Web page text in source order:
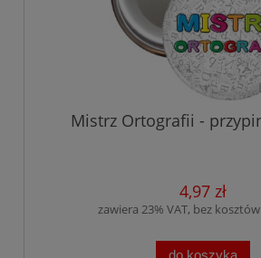
Mistrz Ortografii -
4,97 zł
zawiera 23% VAT, bez
do koszyka